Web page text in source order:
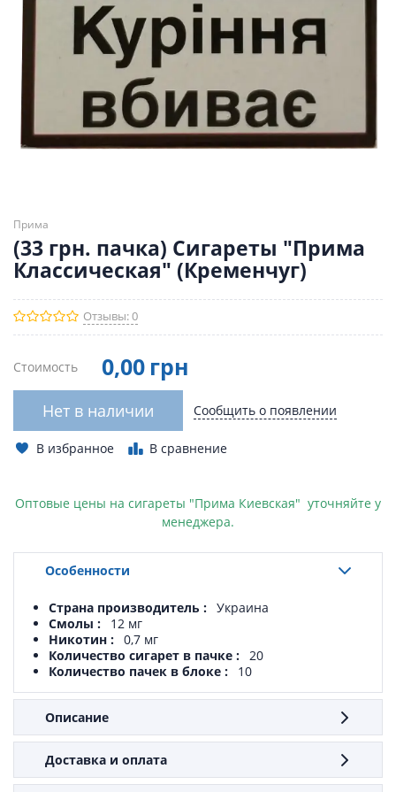
Прима
(33 грн. пачка) Сигареты "Прима
Классическая" (Кременчуг)
Отзывы: 0
Стоимость 0,00 грн
Нет в наличии Сообщить о появлении
В избранное В сравнение
Оптовые цены на сигареты "Прима Киевская" уточняйте у
менеджера.
Особенности
Страна производитель
Украина
Смолы
12 мг
Никотин
0,7 мг
Количество сигарет в пачке
20
Количество пачек в блоке
10
Описание
Доставка и оплата